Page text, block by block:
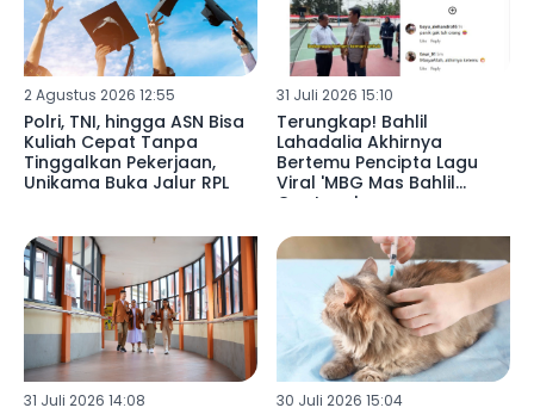
2 Agustus 2026 12:55
Polri, TNI, hingga ASN Bisa
Kuliah Cepat Tanpa
Tinggalkan Pekerjaan,
Unikama Buka Jalur RPL
31 Juli 2026 15:10
Terungkap! Bahlil
Lahadalia Akhirnya
Bertemu Pencipta Lagu
Viral 'MBG Mas Bahlil
Ganteng'
31 Juli 2026 14:08 30 Juli 2026 15:04